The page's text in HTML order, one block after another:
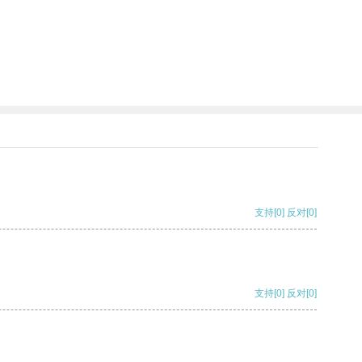
支持[0] 反对[0]
支持[0] 反对[0]